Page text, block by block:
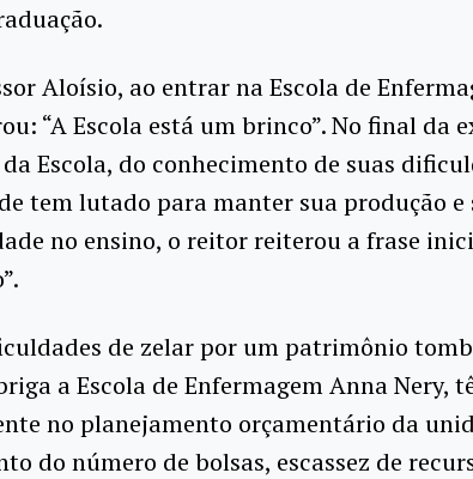
Aloísio, ao entrar na Escola de
“A Escola está um brinco”. No final da
Escola, do conhecimento de suas
tem lutado para manter sua produção e
no ensino, o reitor reiterou a frase
de zelar por um patrimônio
a Escola de Enfermagem Anna Nery,
no planejamento orçamentário da
do número de bolsas, escassez de